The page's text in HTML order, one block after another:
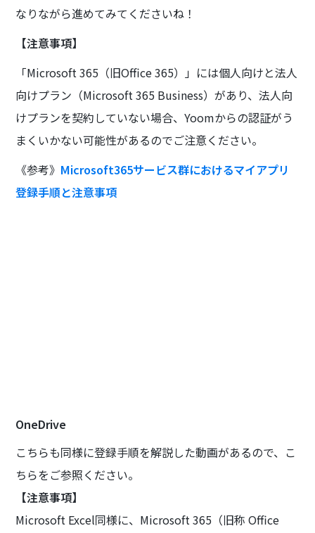
なりながら進めてみてくださいね！
【注意事項】
「Microsoft 365（旧Office 365）」には個人向けと法人
向けプラン（Microsoft 365 Business）があり、法人向
けプランを契約していない場合、Yoomからの認証がう
まくいかない可能性があるのでご注意ください。
《参考》 Microsoft365サービス群におけるマイアプリ
登録手順と注意事項
OneDrive
こちらも同様に登録手順を解説した動画があるので、こ
ちらをご参照ください。
【注意事項】
Microsoft Excel同様に、Microsoft 365（旧称 Office